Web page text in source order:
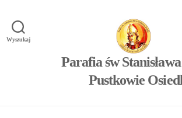
Wyszukaj
Parafia św
Pustkowie